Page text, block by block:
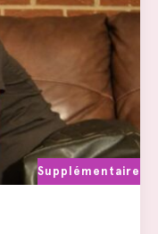
Supplémentaire